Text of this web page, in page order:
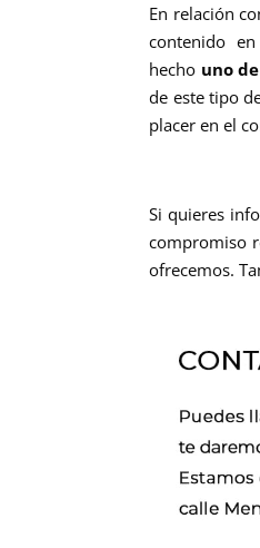
En relación
contenido
hecho uno
de este tipo
placer en el
Si quieres
compromiso
ofrecemos.